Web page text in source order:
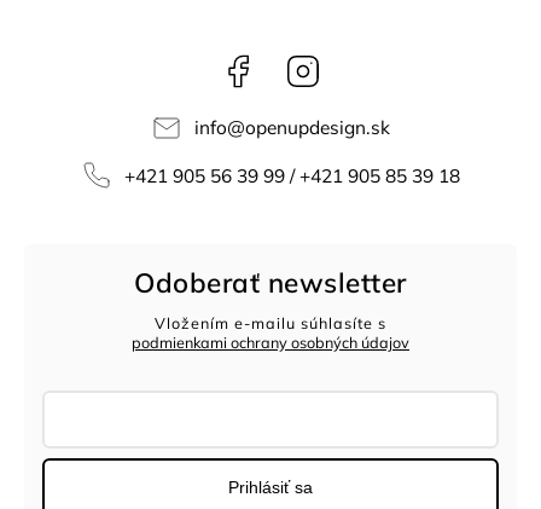
Facebook
info@openupdesign.sk
+421 905 56 39 99 / +421 905 85 39 18
Odoberať newsletter
Vložením e-mailu súhlasíte s
podmienkami ochrany osobných údajov
Prihlásiť sa